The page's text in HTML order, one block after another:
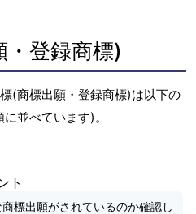
登録商標)
(商標出願・登録商標)は以下の
並べています)。
ト
標出願がされているのか確認し